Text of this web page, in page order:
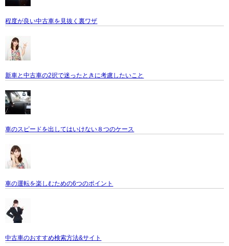
程度が良い中古車を見抜く裏ワザ
新車と中古車の2択で迷ったときに考慮したいこと
車のスピードを出してはいけない８つのケース
車の運転を楽しむための6つのポイント
中古車のおすすめ検索方法&サイト